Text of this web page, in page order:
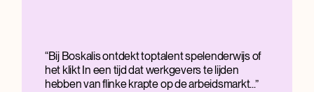
Bij Boskalis ontdekt toptalent spelenderwijs of
het klikt In een tijd dat werkgevers te lijden
hebben van flinke krapte op de arbeidsmarkt...